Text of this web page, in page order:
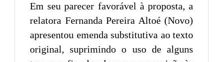
Em seu parecer favorável à proposta, a
relatora Fernanda Pereira Altoé (Novo)
apresentou emenda substitutiva ao texto
original, suprimindo o uso de alguns